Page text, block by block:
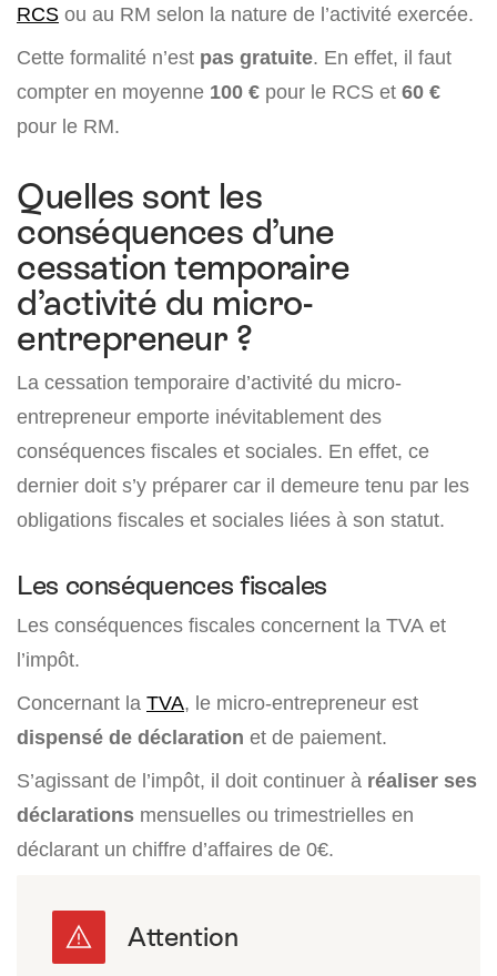
RCS ou au RM selon la nature de l’activité exercée.
Cette formalité n’est pas gratuite. En effet, il faut
compter en moyenne 100 € pour le RCS et 60 €
pour le RM.
Quelles sont les
conséquences d’une
cessation temporaire
d’activité du micro-
entrepreneur ?
La cessation temporaire d’activité du micro-
entrepreneur emporte inévitablement des
conséquences fiscales et sociales. En effet, ce
dernier doit s’y préparer car il demeure tenu par les
obligations fiscales et sociales liées à son statut.
Les conséquences fiscales
Les conséquences fiscales concernent la TVA et
l’impôt.
Concernant la TVA, le micro-entrepreneur est
dispensé de déclaration et de paiement.
S’agissant de l’impôt, il doit continuer à réaliser ses
déclarations mensuelles ou trimestrielles en
déclarant un chiffre d’affaires de 0€.